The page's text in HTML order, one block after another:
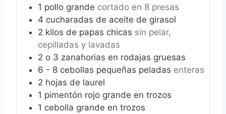
1 pollo grande cortado en 8 presas
4 cucharadas de aceite de girasol
2 kilos de papas chicas sin pelar,
cepilladas y lavadas
2 o 3 zanahorias en rodajas gruesas
6 - 8 cebollas pequeñas peladas enteras
2 hojas de laurel
1 pimentón rojo grande en trozos
1 cebolla grande en trozos